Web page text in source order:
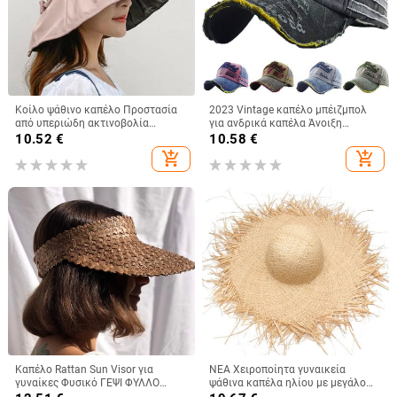
Κοίλο ψάθινο καπέλο Προστασία
από υπεριώδη ακτινοβολία
Μεγάλο γείσο Αντιηλιακό κουβά
προσώπου Καπέλα ηλίου Καπέλα
ηλίου για γυναίκες Καλοκαιρινό
Παναμά
10.52 €
add_shopping_cart
2023 Vintage καπέλο μπέιζμπολ
για ανδρικά καπέλα Άνοιξη
Καλοκαίρι Ανδρικά καπέλα
μάρκας Γυναικεία βαμβακερά
γκολφ Μαύρο Trucker Fishing
10.58 €
add_shopping_cart
Καπέλο Rattan Sun Visor για
γυναίκες Φυσικό ΓΕΨΙ ΦΥΛΛΟ
ΝΕΑ Χειροποίητα γυναικεία
ψάθινα καπέλα ηλίου με μεγάλο